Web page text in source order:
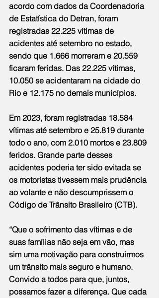
acordo com dados da Coordenadoria
de Estatística do Detran, foram
registradas 22.225 vítimas de
acidentes até setembro no estado,
sendo que 1.666 morreram e 20.559
ficaram feridas. Das 22.225 vítimas,
10.050 se acidentaram na cidade do
Rio e 12.175 no demais municípios.
Em 2023, foram registradas 18.584
vítimas até setembro e 25.819 durante
todo o ano, com 2.010 mortos e 23.809
feridos. Grande parte desses
acidentes poderia ter sido evitada se
os motoristas tivessem mais prudência
ao volante e não descumprissem o
Código de Trânsito Brasileiro (CTB).
“Que o sofrimento das vítimas e de
suas famílias não seja em vão, mas
sim uma motivação para construirmos
um trânsito mais seguro e humano.
Convido a todos para que, juntos,
possamos fazer a diferença. Que cada